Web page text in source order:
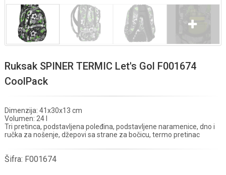
Ruksak SPINER TERMIC Let's Gol F001674
CoolPack
Dimenzija: 41x30x13 cm
Volumen: 24 l
Tri pretinca, podstavljena poleđina, podstavljene naramenice, dno i
ručka za nošenje, džepovi sa strane za bočicu, termo pretinac
Šifra: F001674